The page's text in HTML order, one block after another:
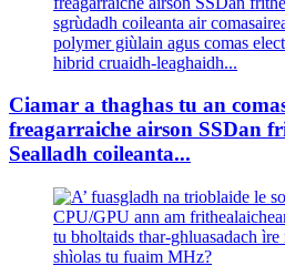
Ciamar a thaghas tu an
freagarraiche airson SSDan
Sealladh coileanta...